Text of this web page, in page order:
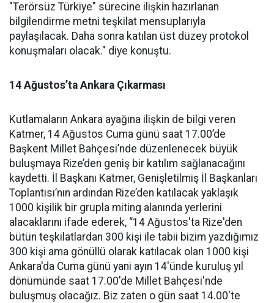
"Terörsüz Türkiye" sürecine ilişkin hazırlanan
bilgilendirme metni teşkilat mensuplarıyla
paylaşılacak. Daha sonra katılan üst düzey protokol
konuşmaları olacak." diye konuştu.
14 Ağustos’ta Ankara Çıkarması
Kutlamaların Ankara ayağına ilişkin de bilgi veren
Katmer, 14 Ağustos Cuma günü saat 17.00’de
Başkent Millet Bahçesi’nde düzenlenecek büyük
buluşmaya Rize’den geniş bir katılım sağlanacağını
kaydetti. İl Başkanı Katmer, Genişletilmiş İl Başkanları
Toplantısı’nın ardından Rize’den katılacak yaklaşık
1000 kişilik bir grupla miting alanında yerlerini
alacaklarını ifade ederek, “14 Ağustos'ta Rize'den
bütün teşkilatlardan 300 kişi ile tabii bizim yazdığımız
300 kişi ama gönüllü olarak katılacak olan 1000 kişi
Ankara'da Cuma günü yani ayın 14'ünde kuruluş yıl
dönümünde saat 17.00'de Millet Bahçesi'nde
buluşmuş olacağız. Biz zaten o gün saat 14.00'te